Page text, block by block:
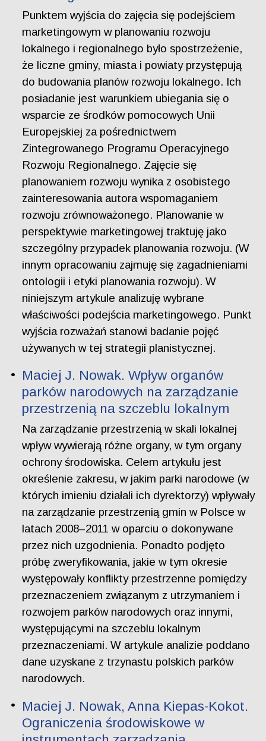
Punktem wyjścia do zajęcia się podejściem
marketingowym w planowaniu rozwoju
lokalnego i regionalnego było spostrzeżenie,
że liczne gminy, miasta i powiaty przystępują
do budowania planów rozwoju lokalnego. Ich
posiadanie jest warunkiem ubiegania się o
wsparcie ze środków pomocowych Unii
Europejskiej za pośrednictwem
Zintegrowanego Programu Operacyjnego
Rozwoju Regionalnego. Zajęcie się
planowaniem rozwoju wynika z osobistego
zainteresowania autora wspomaganiem
rozwoju zrównoważonego. Planowanie w
perspektywie marketingowej traktuję jako
szczególny przypadek planowania rozwoju. (W
innym opracowaniu zajmuję się zagadnieniami
ontologii i etyki planowania rozwoju). W
niniejszym artykule analizuję wybrane
właściwości podejścia marketingowego. Punkt
wyjścia rozważań stanowi badanie pojęć
używanych w tej strategii planistycznej.
Maciej J. Nowak. Wpływ organów
parków narodowych na zarządzanie
przestrzenią na szczeblu lokalnym
Na zarządzanie przestrzenią w skali lokalnej
wpływ wywierają różne organy, w tym organy
ochrony środowiska. Celem artykułu jest
określenie zakresu, w jakim parki narodowe (w
których imieniu działali ich dyrektorzy) wpływały
na zarządzanie przestrzenią gmin w Polsce w
latach 2008–2011 w oparciu o dokonywane
przez nich uzgodnienia. Ponadto podjęto
próbę zweryfikowania, jakie w tym okresie
występowały konflikty przestrzenne pomiędzy
przeznaczeniem związanym z utrzymaniem i
rozwojem parków narodowych oraz innymi,
występującymi na szczeblu lokalnym
przeznaczeniami. W artykule analizie poddano
dane uzyskane z trzynastu polskich parków
narodowych.
Maciej J. Nowak, Anna Kiepas-Kokot.
Ograniczenia środowiskowe w